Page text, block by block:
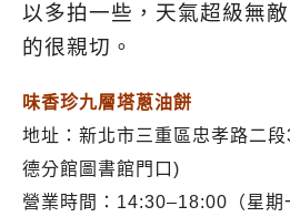
以多拍一些，天氣超級無
的很親切。
味香珍九層塔蔥油餅
地址：新北市三重區忠孝路二
德分館圖書館門口)
營業時間：14:30–18:00（星期